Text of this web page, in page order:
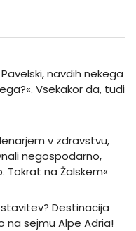
navdih nekega
Vsekakor da, tudi
v zdravstvu,
negospodarno,
Tokrat na Žalskem«
Destinacija
na sejmu Alpe Adria!